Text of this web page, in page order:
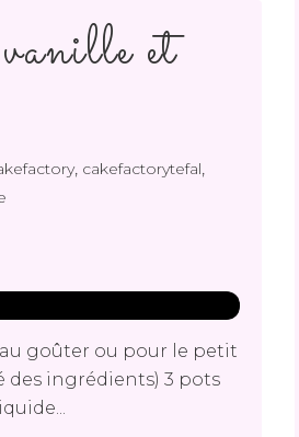
et
, cakefactorytefal,
goûter ou pour le petit
des ingrédients) 3 pots